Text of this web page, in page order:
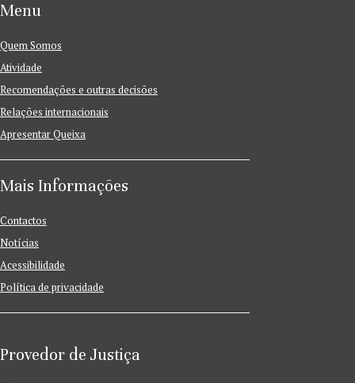
Menu
Quem Somos
Atividade
Recomendações e outras decisões
Relações internacionais
Apresentar Queixa
Mais Informações
Contactos
Notícias
Acessibilidade
Política de privacidade
Provedor de Justiça